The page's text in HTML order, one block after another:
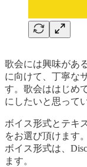
歌会には興味があ
に向けて、丁寧な
す。歌会ははじめ
にしたいと思って
ボイス形式とテキ
をお選び頂けます。
ボイス形式は、
ます。